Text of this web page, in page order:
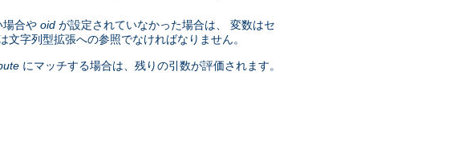
場合や oid が設定されていなかった場合は、 変数はセ
文字列型拡張への参照でなければなりません。
にマッチする場合は、残りの引数が評価されます。